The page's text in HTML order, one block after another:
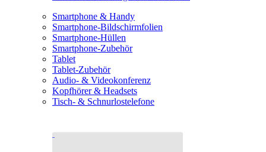
Smartphone & Handy
Smartphone-Bildschirmfolien
Smartphone-Hüllen
Smartphone-Zubehör
Tablet
Tablet-Zubehör
Audio- & Videokonferenz
Kopfhörer & Headsets
Tisch- & Schnurlostelefone